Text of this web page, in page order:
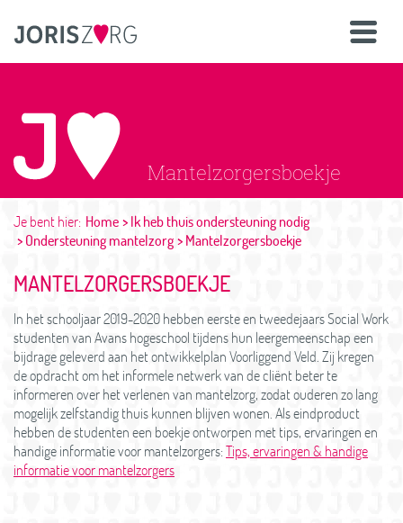
Mantelzorgersboekje
Je bent hier: Home
Ik heb thuis ondersteuning nodig
Ondersteuning mantelzorg
Mantelzorgersboekje
MANTELZORGERSBOEKJE
In het schooljaar 2019-2020 hebben eerste en tweedejaars Social Work
studenten van Avans hogeschool tijdens hun leergemeenschap een
bijdrage geleverd aan het ontwikkelplan Voorliggend Veld. Zij kregen
de opdracht om het informele netwerk van de cliënt beter te
informeren over het verlenen van mantelzorg, zodat ouderen zo lang
mogelijk zelfstandig thuis kunnen blijven wonen. Als eindproduct
hebben de studenten een boekje ontworpen met tips, ervaringen en
handige informatie voor mantelzorgers: Tips, ervaringen & handige
informatie voor mantelzorgers